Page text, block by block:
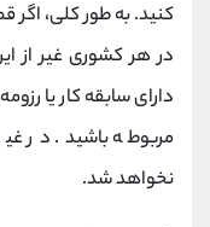
کنید. به طور کلی،
در هر کشوری غیر از
دارای سابقه کار یا
مربوطه باشید. در
نخواهد شد.